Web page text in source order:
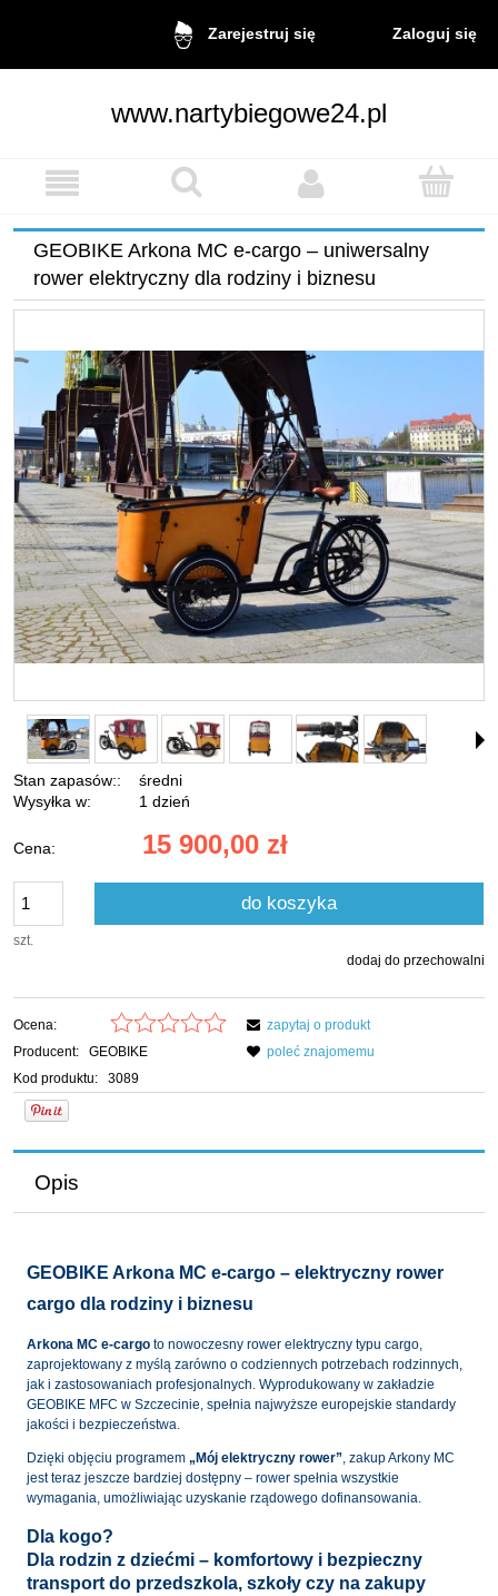
Zarejestruj się Zaloguj się
www.nartybiegowe24.pl
GEOBIKE Arkona MC e-cargo – uniwersalny
rower elektryczny dla rodziny i biznesu
Stan zapasów::
średni
Wysyłka w:
1 dzień
Cena: 15 900,00 zł
szt.
do koszyka
dodaj do przechowalni
Ocena:
Producent:
GEOBIKE
Kod produktu:
3089
zapytaj o produkt
poleć znajomemu
Opis
GEOBIKE Arkona MC e-cargo – elektryczny rower
cargo dla rodziny i biznesu
Arkona MC e-cargo to nowoczesny rower elektryczny typu cargo,
zaprojektowany z myślą zarówno o codziennych potrzebach rodzinnych,
jak i zastosowaniach profesjonalnych. Wyprodukowany w zakładzie
GEOBIKE MFC w Szczecinie, spełnia najwyższe europejskie standardy
jakości i bezpieczeństwa.
Dzięki objęciu programem „Mój elektryczny rower” , zakup Arkony MC
jest teraz jeszcze bardziej dostępny – rower spełnia wszystkie
wymagania, umożliwiając uzyskanie rządowego dofinansowania.
Dla kogo?
Dla rodzin z dziećmi – komfortowy i bezpieczny
transport do przedszkola, szkoły czy na zakupy